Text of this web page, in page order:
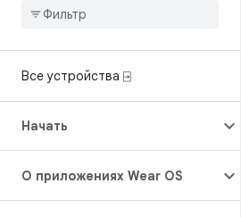
Все устройства ⍈
Начать
О приложениях Wear OS